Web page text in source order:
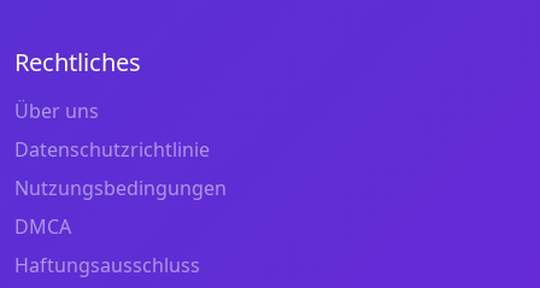
Rechtliches
Über uns
Datenschutzrichtlinie
Nutzungsbedingungen
DMCA
Haftungsausschluss